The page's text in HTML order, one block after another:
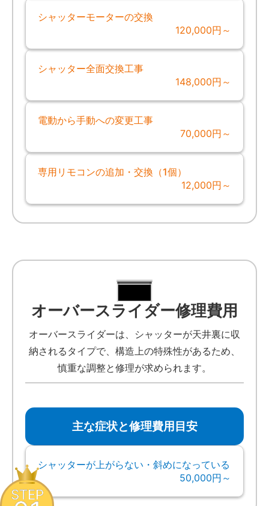
シャッターモーターの交換
120,000円～
シャッター全面交換工事
148,000円～
電動から手動への変更工事
70,000円～
専用リモコンの追加・交換（1個）
12,000円～
オーバースライダー修理費用
オーバースライダーは、シャッターが天井裏に収
納されるタイプで、構造上の特殊性があるため、
慎重な調整と修理が求められます。
主な症状と修理費用目安
シャッターが上がらない・斜めになっている
50,000円～
STEP